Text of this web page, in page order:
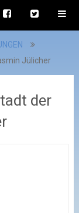
Jülicher
der